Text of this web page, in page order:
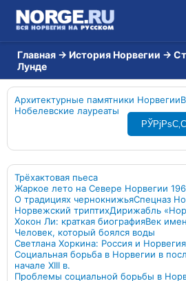
Главная → История Норвегии →
Лунде
Архитектурные памятники Норвегии
Нобелевские лауреаты
Трёхактовая пьеса
Жаркое лето на Севере Норвегии
О традициях чернокнижьяСпецназ
Норвежский триптихДирижабль
Хокон Ли: краткая биографияВек
Человек, который боялся воды
Светлана Хоркина: Россия и
Социальная борьба в Норвегии в
начале XIII в.
Проблемы социальной борьбы в